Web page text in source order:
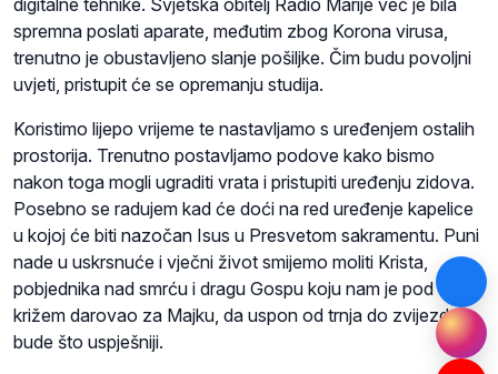
digitalne tehnike. Svjetska obitelj Radio Marije već je bila
spremna poslati aparate, međutim zbog Korona virusa,
trenutno je obustavljeno slanje pošiljke. Čim budu povoljni
uvjeti, pristupit će se opremanju studija.
Koristimo lijepo vrijeme te nastavljamo s uređenjem ostalih
prostorija. Trenutno postavljamo podove kako bismo
nakon toga mogli ugraditi vrata i pristupiti uređenju zidova.
Posebno se radujem kad će doći na red uređenje kapelice
u kojoj će biti nazočan Isus u Presvetom sakramentu. Puni
nade u uskrsnuće i vječni život smijemo moliti Krista,
pobjednika nad smrću i dragu Gospu koju nam je pod
križem darovao za Majku, da uspon od trnja do zvijezda
bude što uspješniji.